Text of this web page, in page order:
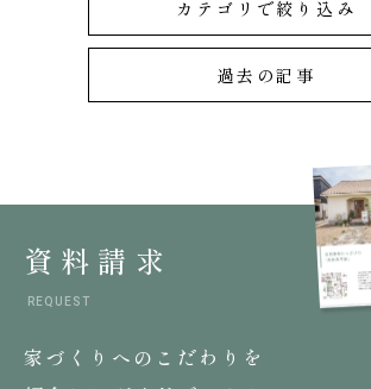
カテゴリで絞り込み
過去の記事
資料請求
REQUEST
家づくりへのこだわりを